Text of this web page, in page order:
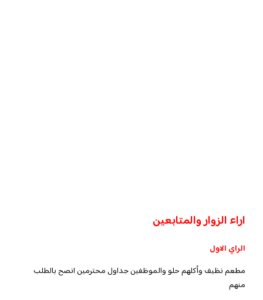
اراء الزوار والمتابعين
الراي الاول
مطعم نظيف وأكلهم حلو والموظفين جداول محترمين انصح بالطلب
منهم